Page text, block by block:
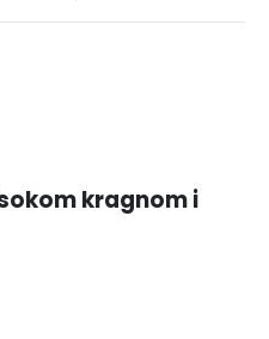
kragnom i